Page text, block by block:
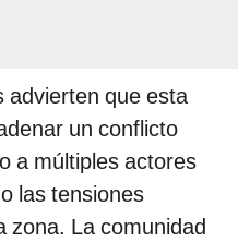
advierten que esta
un conflicto
a múltiples actores
las tensiones
zona. La comunidad